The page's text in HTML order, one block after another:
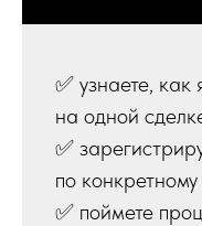
✅ узнаете,
на одной
✅
по конкретному
✅ поймете